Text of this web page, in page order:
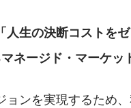
人生の決断コストを
ネージド・マーケッ
ンを実現するため